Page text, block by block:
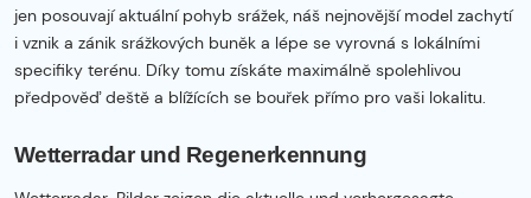
jen posouvají aktuální pohyb srážek, náš nejnovější model zachytí
i vznik a zánik srážkových buněk a lépe se vyrovná s lokálními
specifiky terénu. Díky tomu získáte maximálně spolehlivou
předpověď deště a blížících se bouřek přímo pro vaši lokalitu.
Wetterradar und Regenerkennung